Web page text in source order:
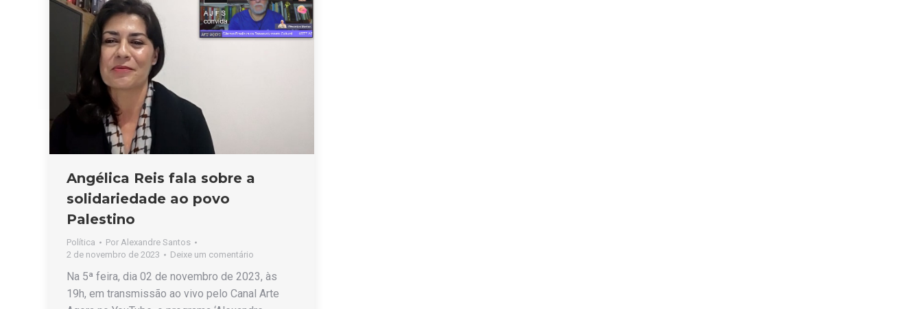
Angélica Reis fala sobre a
solidariedade ao povo
Palestino
Política Por Alexandre Santos
2 de novembro de 2023
Deixe um comentário
Na 5ª feira, dia 02 de novembro de 2023, às
19h, em transmissão ao vivo pelo Canal Arte